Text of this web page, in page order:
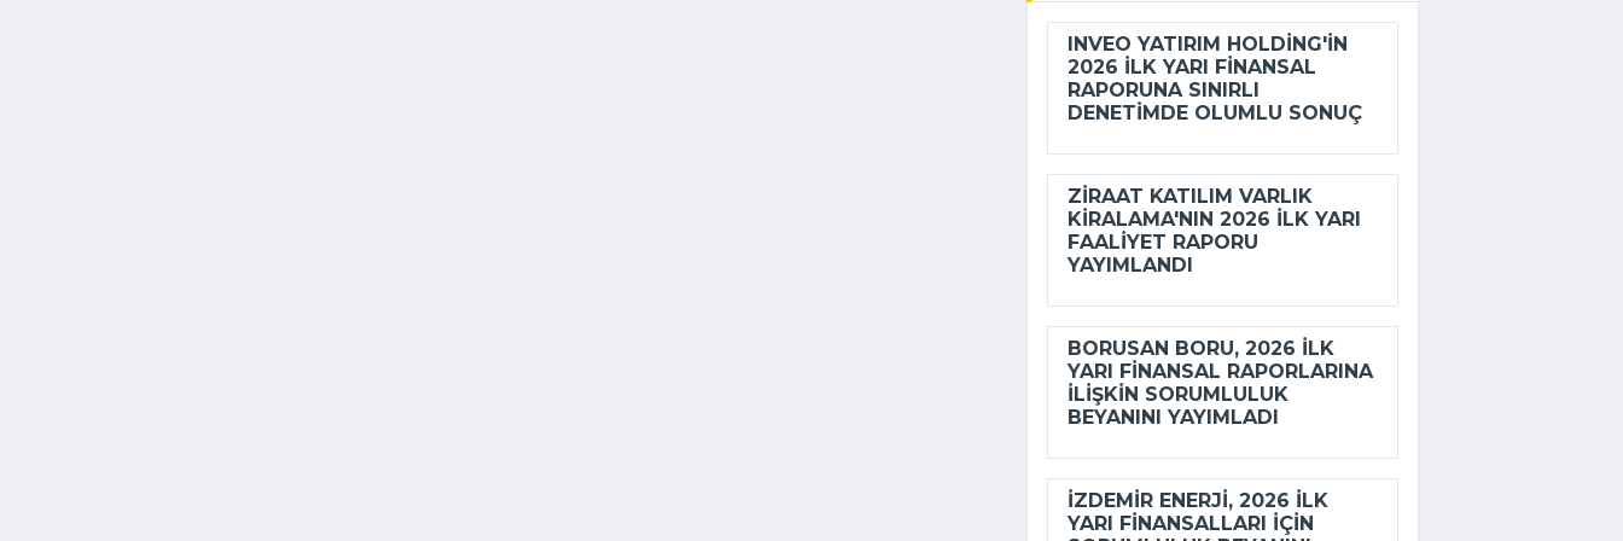
INVEO YATIRIM HOLDING'IN
2026 ILK YARI FINANSAL
RAPORUNA SINIRLI
DENETIMDE OLUMLU SONUÇ
ZIRAAT KATILIM VARLIK
KIRALAMA'NIN 2026 ILK YARI
FAALIYET RAPORU
YAYIMLANDI
BORUSAN BORU, 2026 ILK
YARI FINANSAL RAPORLARINA
ILIŞKIN SORUMLULUK
BEYANINI YAYIMLADI
İZDEMİR ENERJI, 2026 ILK
YARI FINANSALLARI IÇIN